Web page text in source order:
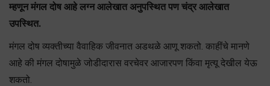
म्हणून मंगल दोष आहे लग्न आलेखात अनुपस्थित पण चंद्र आलेखात
उपस्थित.
मंगल दोष व्यक्तीच्या वैवाहिक जीवनात अडथळे आणू शकतो. काहींचे मानणे
आहे की मंगल दोषामुळे जोडीदारास वरचेवर आजारपण किंवा मृत्यू देखील येऊ
शकतो.